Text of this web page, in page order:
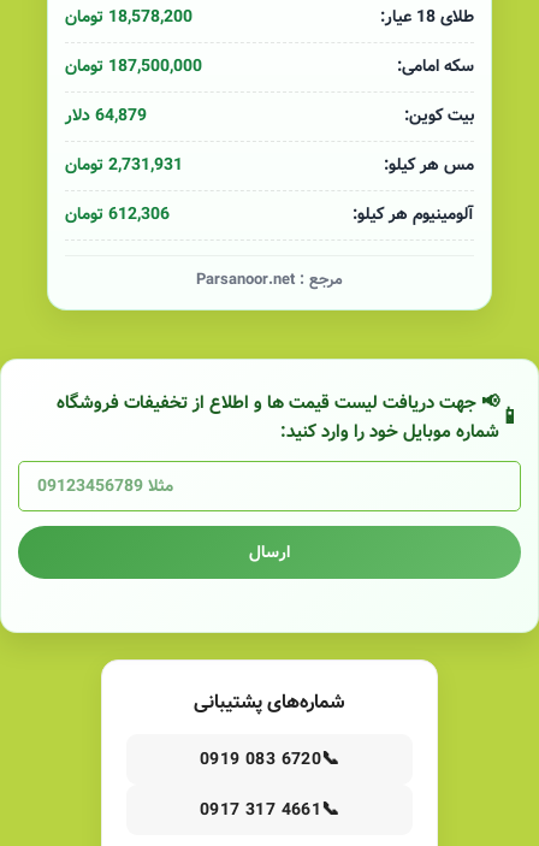
طلای 18 عیار:
18,578,200 تومان
سکه امامی:
187,500,000 تومان
بیت کوین:
64,879 دلار
مس هر کیلو:
2,731,931 تومان
آلومینیوم هر کیلو:
612,306 تومان
مرجع : Parsanoor.net
📢 جهت دریافت لیست قیمت ها و اطلاع از تخفیفات فروشگاه
شماره موبایل خود را وارد کنید:
ارسال
شماره‌های پشتیبانی
📞
0919 083 6720
📞
0917 317 4661